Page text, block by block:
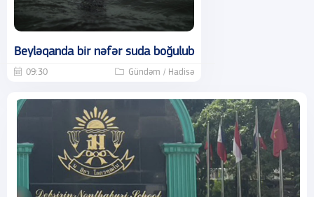
Beyləqanda bir nəfər suda boğulub
09:30 Gündəm / Hadisə